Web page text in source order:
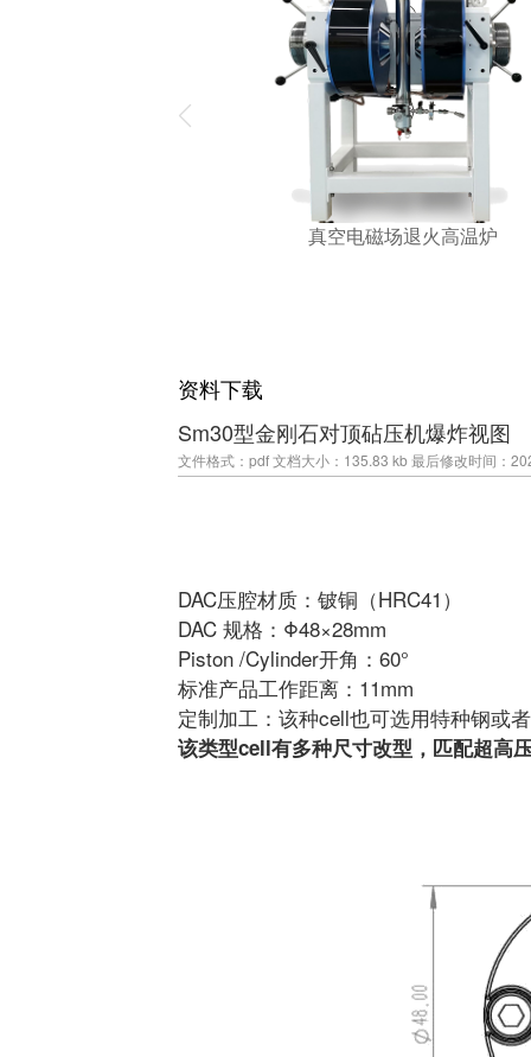
真空电磁场退火高温炉
资料下载
Sm30型金刚石对顶砧压机爆炸视图
文件格式：pdf文档大小：135.83 kb最后修改时间：
DAC压腔材质：铍铜（HRC41）
DAC 规格：Φ48×28mm
Piston /Cylinder开角：60°
标准产品工作距离：11mm
定制加工：该种cell也可选用特种钢或
该类型cell有多种尺寸改型，匹配超高